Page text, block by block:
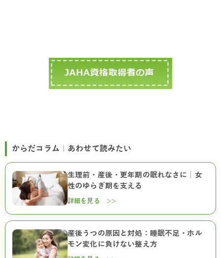
からだコラム｜あわせて読みたい
生理前・産後・更年期の眠れなさに｜女
性のゆらぎ期を支える
詳細を見る >>
産後うつの原因と対処：睡眠不足・ホル
モン変化に負けない整え方